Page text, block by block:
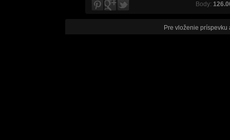
Body:
Pre vloženie